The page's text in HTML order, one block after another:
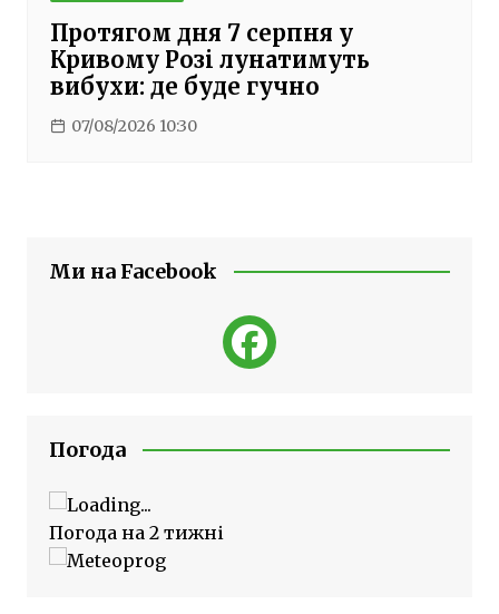
Протягом дня 7 серпня у
Кривому Розі лунатимуть
вибухи: де буде гучно
07/08/2026 10:30
Ми на Facebook
Погода
Погода на 2 тижні